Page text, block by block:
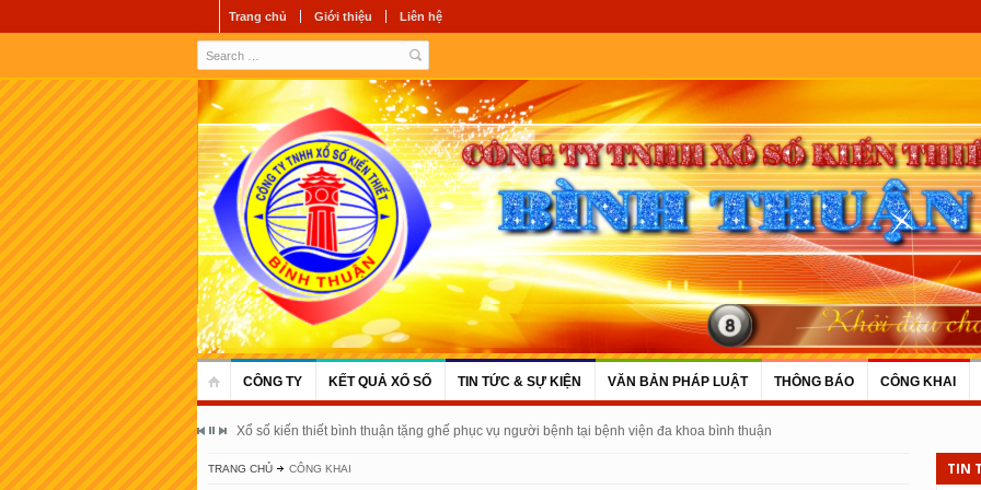
Trang chủ Giới thiệu Liên hệ
CÔNG TY KẾT QUẢ XỔ SỐ TIN TỨC & SỰ KIỆN VĂN BẢN PHÁP LUẬT THÔNG BÁO CÔNG KHAI
Xổ số kiến thiết bình thuận tặng ghế phục vụ người bệnh tại bệnh viện đa khoa bình thuận
TRANG CHỦ CÔNG KHAI TIN